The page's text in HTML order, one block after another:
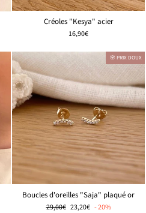
Créoles "Kesya" acier
16,90€
🌸 PRIX DOUX
Boucles d'oreilles "Saja" plaqué or
Prix
29,00€ 🌸
23,20€ - 20%